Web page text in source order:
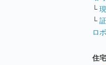
└
└
ロ
住宅